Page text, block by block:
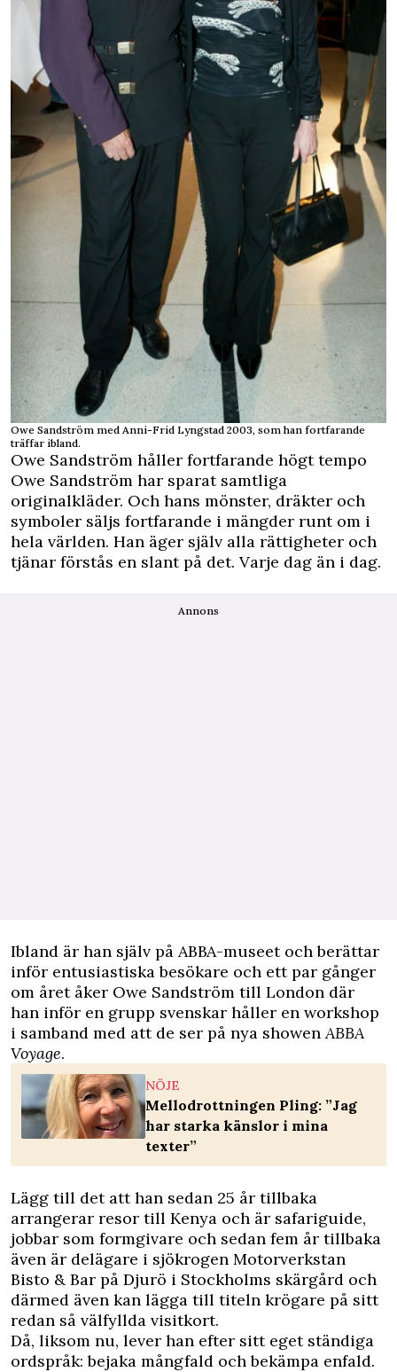
Owe Sandström med Anni-Frid Lyngstad 2003, som han fortfarande
träffar ibland.
Owe Sandström håller fortfarande högt tempo
Owe Sandström har sparat samtliga
originalkläder. Och hans mönster, dräkter och
symboler säljs fortfarande i mängder runt om i
hela världen. Han äger själv alla rättigheter och
tjänar förstås en slant på det. Varje dag än i dag.
Annons
Ibland är han själv på ABBA-museet och berättar
inför entusiastiska besökare och ett par gånger
om året åker Owe Sandström till London där
han inför en grupp svenskar håller en workshop
i samband med att de ser på nya showenABBA
Voyage.
NÖJE
Mellodrottningen Pling: ”Jag
har starka känslor i mina
texter”
Lägg till det att han sedan 25 år tillbaka
arrangerar resor till Kenya och är safariguide,
jobbar som formgivare och sedan fem år tillbaka
även är delägare i sjökrogen Motorverkstan
Bisto & Bar på Djurö i Stockholms skärgård och
därmed även kan lägga till titeln krögare på sitt
redan så välfyllda visitkort.
Då, liksom nu, lever han efter sitt eget ständiga
ordspråk: bejaka mångfald och bekämpa enfald.